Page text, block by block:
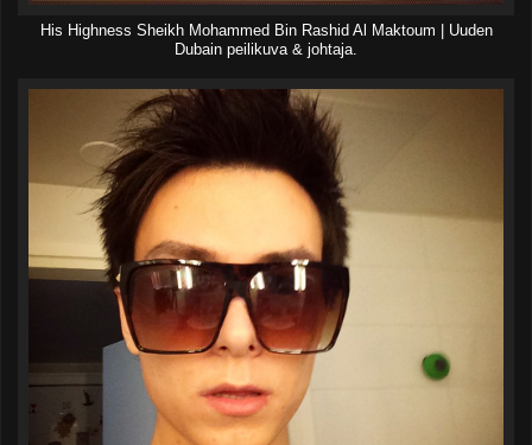
His Highness Sheikh Mohammed Bin Rashid Al Maktoum | Uuden
Dubain peilikuva & johtaja.